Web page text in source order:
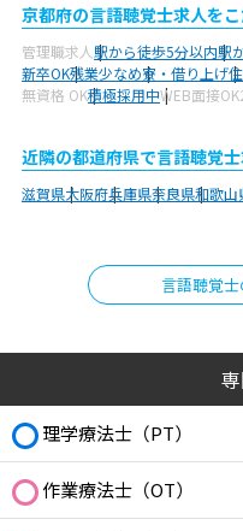
京都府の言語聴覚士求人を
管理職求人駅から徒歩5分以内駅
新卒OK残業少なめ寮・借り上げ
無資格 OK積極採用中WEB面接OK
近隣の都道府県で言語聴覚
滋賀県大阪府兵庫県奈良県和歌山
言語聴覚
理学療法士（PT）
作業療法士（OT）